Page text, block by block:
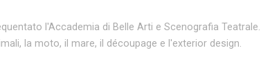
l'Accademia di Belle Arti e Scenografia Teatrale.
la moto, il mare, il découpage e l'exterior design.